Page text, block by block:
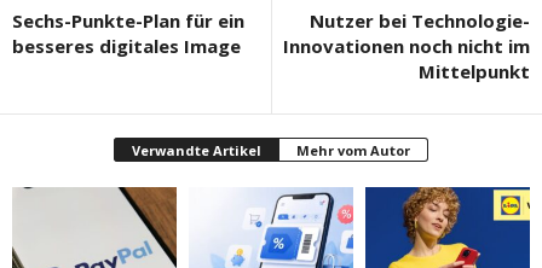
Sechs-Punkte-Plan für ein
besseres digitales Image
Nutzer bei Technologie-
Innovationen noch nicht im
Mittelpunkt
Verwandte Artikel Mehr vom Autor